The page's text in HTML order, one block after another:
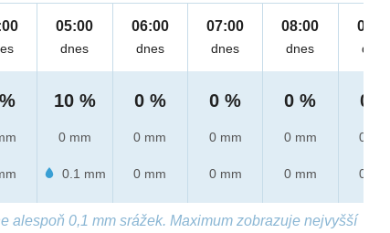
05:00
dnes
10 %
0 mm
0.1 mm
06:00
dnes
0 %
0 mm
0 mm
07:00
dnes
0 %
0 mm
0 mm
08:00
dnes
0 %
0 mm
0 mm
09:00
dnes
0 %
0 mm
0 mm
alespoň 0,1 mm srážek. Maximum zobrazuje nejvyšší